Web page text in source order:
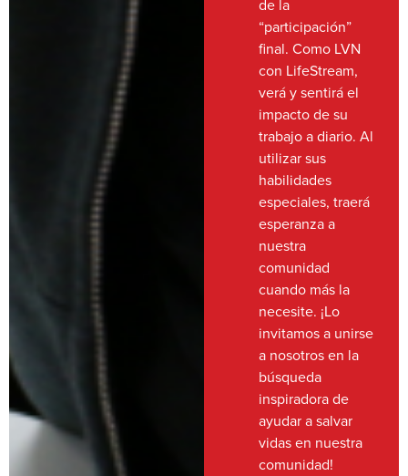
de la
“participación”
final. Como LVN
con LifeStream,
verá y sentirá el
impacto de su
trabajo a diario. Al
utilizar sus
habilidades
especiales, traerá
esperanza a
nuestra
comunidad
cuando más la
necesite. ¡Lo
invitamos a unirse
a nosotros en la
búsqueda
inspiradora de
ayudar a salvar
vidas en nuestra
comunidad!